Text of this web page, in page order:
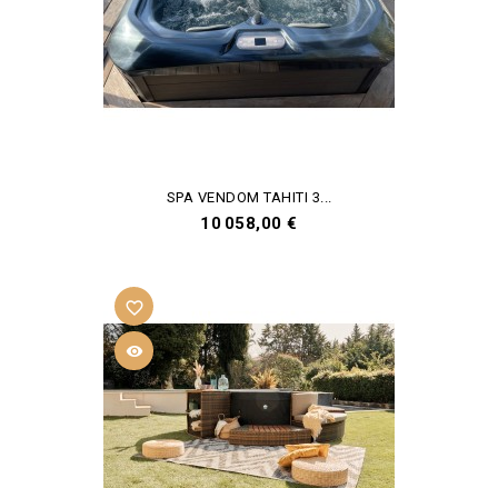
SPA VENDOM TAHITI 3...
Prix
10 058,00 €

favorite_border